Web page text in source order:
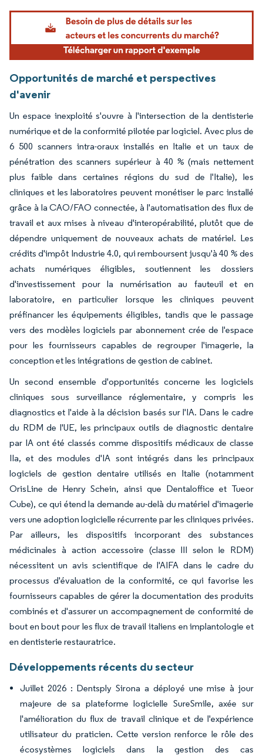
Image © Mordor Intelligence. La réutilisation nécessite une attribution sous CC BY
Opportunités de marché et perspectives
d'avenir
Un espace inexploité s'ouvre à l'intersection de la dentisterie
numérique et de la conformité pilotée par logiciel. Avec plus de
6 500 scanners intra-oraux installés en Italie et un taux de
pénétration des scanners supérieur à 40 % (mais nettement
plus faible dans certaines régions du sud de l'Italie), les
cliniques et les laboratoires peuvent monétiser le parc installé
grâce à la CAO/FAO connectée, à l'automatisation des flux de
travail et aux mises à niveau d'interopérabilité, plutôt que de
dépendre uniquement de nouveaux achats de matériel. Les
crédits d'impôt Industrie 4.0, qui remboursent jusqu'à 40 % des
achats numériques éligibles, soutiennent les dossiers
d'investissement pour la numérisation au fauteuil et en
laboratoire, en particulier lorsque les cliniques peuvent
préfinancer les équipements éligibles, tandis que le passage
vers des modèles logiciels par abonnement crée de l'espace
pour les fournisseurs capables de regrouper l'imagerie, la
conception et les intégrations de gestion de cabinet.
Un second ensemble d'opportunités concerne les logiciels
cliniques sous surveillance réglementaire, y compris les
diagnostics et l'aide à la décision basés sur l'IA. Dans le cadre
du RDM de l'UE, les principaux outils de diagnostic dentaire
par IA ont été classés comme dispositifs médicaux de classe
IIa, et des modules d'IA sont intégrés dans les principaux
logiciels de gestion dentaire utilisés en Italie (notamment
OrisLine de Henry Schein, ainsi que Dentaloffice et Tueor
Cube), ce qui étend la demande au-delà du matériel d'imagerie
vers une adoption logicielle récurrente par les cliniques privées.
Par ailleurs, les dispositifs incorporant des substances
médicinales à action accessoire (classe III selon le RDM)
nécessitent un avis scientifique de l'AIFA dans le cadre du
processus d'évaluation de la conformité, ce qui favorise les
fournisseurs capables de gérer la documentation des produits
combinés et d'assurer un accompagnement de conformité de
bout en bout pour les flux de travail italiens en implantologie et
en dentisterie restauratrice.
Développements récents du secteur
Juillet 2026 : Dentsply Sirona a déployé une mise à jour
majeure de sa plateforme logicielle SureSmile, axée sur
l'amélioration du flux de travail clinique et de l'expérience
utilisateur du praticien. Cette version renforce le rôle des
écosystèmes logiciels dans la gestion des cas